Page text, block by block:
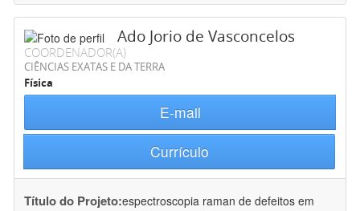
Ado Jorio de Vasconcelos
COORDENADOR(A)
CIÊNCIAS EXATAS E DA TERRA
Física
E-mail
Currículo
Título do Projeto:espectroscopia raman de defeitos em